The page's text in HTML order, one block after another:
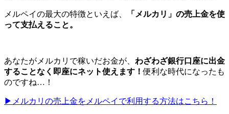
メルペイの最大の特徴といえば、
「メルカリ」の売上金を使
って支払えること。
あなたがメルカリで稼いだお金が、 わざわざ銀行口座に出金
することなく即座にネット使えます！便利な時代になったも
のですね…！
▶︎メルカリの売上金をメルペイで利用する方法はこちら！